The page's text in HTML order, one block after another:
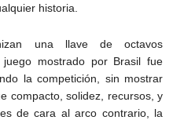
historia.
una llave de octavos
mostrado por Brasil fue
la competición, sin mostrar
compacto, solidez, recursos, y
de cara al arco contrario, la